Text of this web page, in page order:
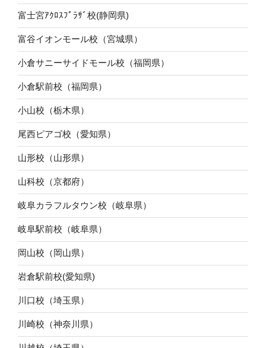
富士宮ｱｸﾛｽﾌﾟﾗｻﾞ校(静岡県)
富谷イオンモール校（宮城県）
小倉サニーサイドモール校（福岡県）
小倉駅前校（福岡県）
小山校（栃木県）
尾西ピアゴ校（愛知県）
山形校（山形県）
山科校（京都府）
岐阜カラフルタウン校（岐阜県）
岐阜駅前校（岐阜県）
岡山校（岡山県）
岩倉駅前校(愛知県)
川口校（埼玉県）
川崎校（神奈川県）